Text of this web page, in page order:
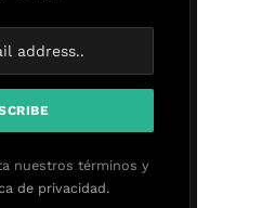
nuestros términos y
de privacidad.